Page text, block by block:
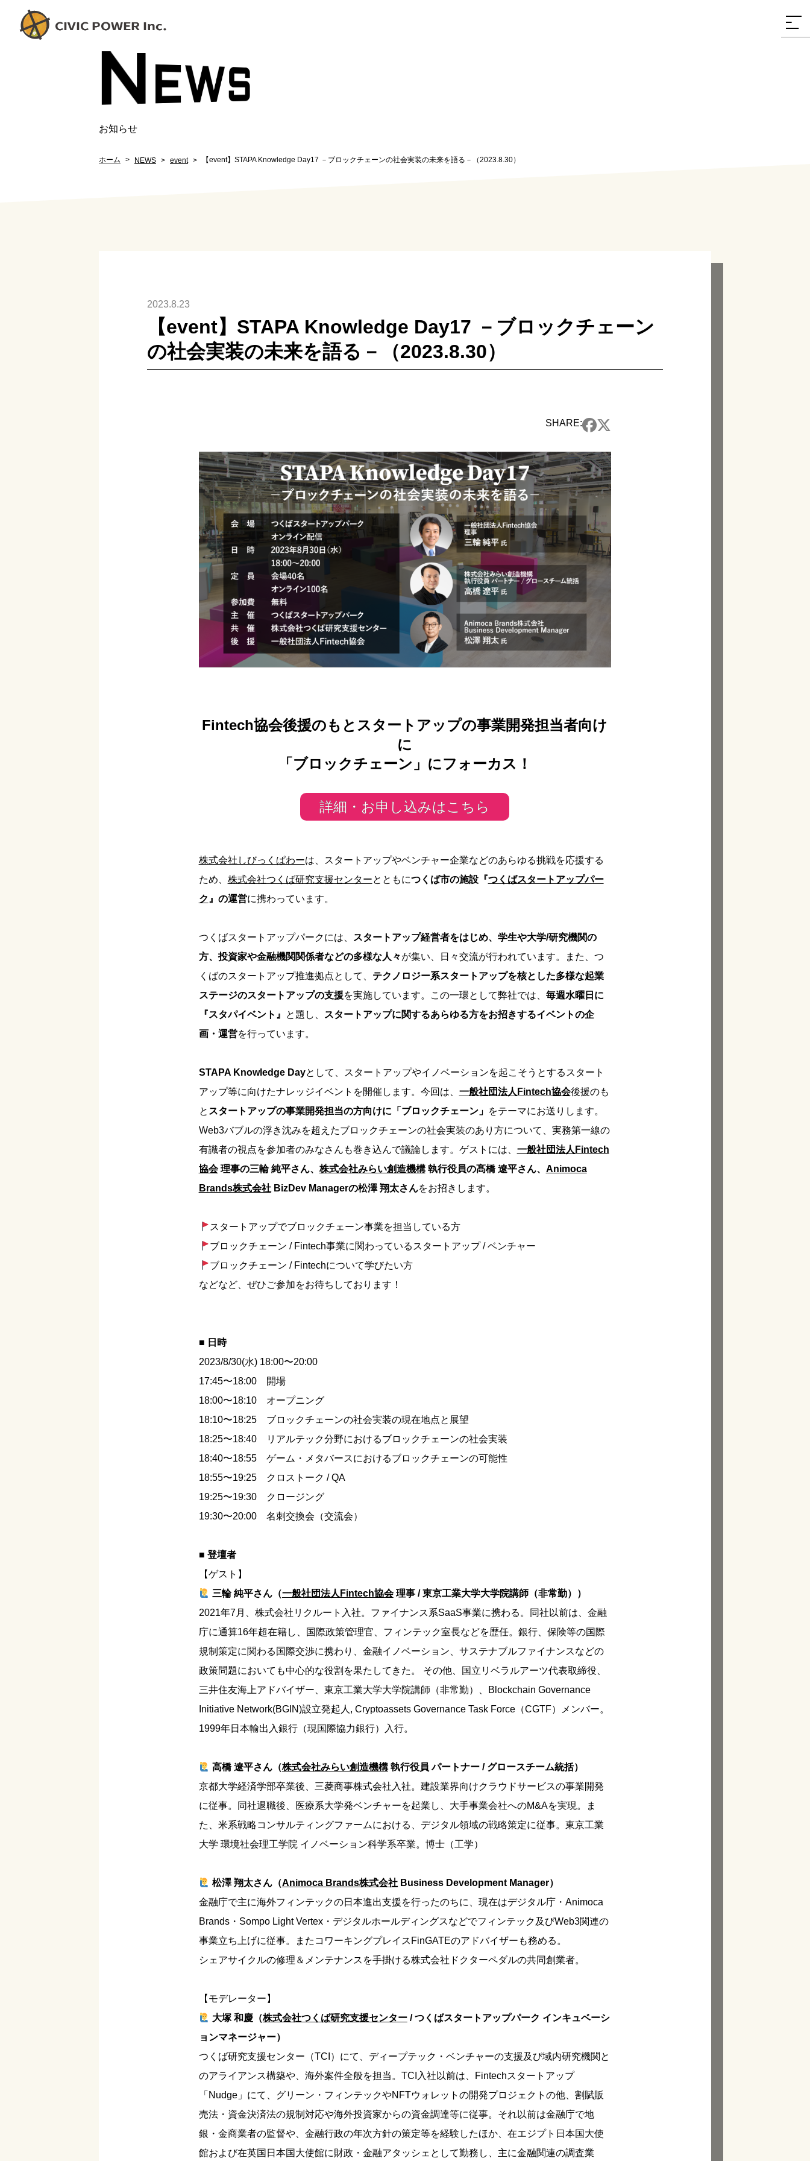
NEW
S
お知らせ
ホーム NEWS event 【event】STAPA Knowledge Day17 －ブロックチェーンの社会実装の未来を語る－（2023.8.30）
2023.8.23
【event】STAPA Knowledge Day17 －ブロックチェーン
の社会実装の未来を語る－（2023.8.30）
SHARE:
Fintech協会後援のもと スタートアップの事業開発担当者向け
に
「ブロックチェーン」にフォーカス！
詳細・お申し込みはこちら
株式会社しびっくぱわーは、スタートアップやベンチャー企業などのあらゆる挑戦を応援する
ため、 株式会社つくば研究支援センターとともにつくば市の施設『つくばスタートアップパー
ク』の運営に携わっています。
つくばスタートアップパークには、 スタートアップ経営者をはじめ、学生や大学/研究機関の
方、投資家や金融機関関係者などの多様な人々が集い、日々交流が行われています。また、つ
くばのスタートアップ推進拠点として、 テクノロジー系スタートアップを核とした多様な起業
ステージのスタートアップの支援を実施しています。この一環として弊社では、 毎週水曜日に
『スタパイベント』
と題し、 スタートアップに関するあらゆる方をお招きするイベントの企
画・運営を行っています。
STAPA Knowledge Dayとして、スタートアップやイノベーションを起こそうとするスタート
アップ等に向けたナレッジイベントを開催します。今回は、 一般社団法人Fintech協会後援のも
と スタートアップの事業開発担当の方向けに「ブロックチェーン」 をテーマにお送りします。
Web3バブルの浮き沈みを超えたブロックチェーンの社会実装のあり方について、実務第一線の
有識者の視点を参加者のみなさんも巻き込んで議論します。ゲストには、 一般社団法人Fintech
協会 理事の三輪 純平さん、 株式会社みらい創造機構執行役員の髙橋 遼平さん、 Animoca
Brands株式会社BizDev Managerの松澤 翔太さんをお招きします。
スタートアップでブロックチェーン事業を担当している方
ブロックチェーン / Fintech事業に関わっているスタートアップ / ベンチャー
ブロックチェーン / Fintechについて学びたい方
などなど、ぜひご参加をお待ちしております！
■ 日時
2023/8/30(水) 18:00〜20:00
17:45〜18:00 開場
18:00〜18:10 オープニング
18:10〜18:25 ブロックチェーンの社会実装の現在地点と展望
18:25〜18:40 リアルテック分野におけるブロックチェーンの社会実装
18:40〜18:55 ゲーム・メタバースにおけるブロックチェーンの可能性
18:55〜19:25 クロストーク / QA
19:25〜19:30 クロージング
19:30〜20:00 名刺交換会（交流会）
■ 登壇者
【ゲスト】
三輪 純平さん（一般社団法人Fintech協会理事 / 東京工業大学大学院講師（非常勤））
2021年7月、株式会社リクルート入社。ファイナンス系SaaS事業に携わる。同社以前は、金融
庁に通算16年超在籍し、国際政策管理官、フィンテック室長などを歴任。銀行、保険等の国際
規制策定に関わる国際交渉に携わり、金融イノベーション、サステナブルファイナンスなどの
政策問題においても中心的な役割を果たしてきた。 その他、国立リベラルアーツ代表取締役、
三井住友海上アドバイザー、東京工業大学大学院講師（非常勤）、Blockchain Governance
Initiative Network(BGIN)設立発起人, Cryptoassets Governance Task Force（CGTF）メンバー。
1999年日本輸出入銀行（現国際協力銀行）入行。
高橋 遼平さん（株式会社みらい創造機構執行役員 パートナー / グロースチーム統括）
京都大学経済学部卒業後、三菱商事株式会社入社。建設業界向けクラウドサービスの事業開発
に従事。同社退職後、医療系大学発ベンチャーを起業し、大手事業会社へのM&Aを実現。ま
た、米系戦略コンサルティングファームにおける、デジタル領域の戦略策定に従事。東京工業
大学 環境社会理工学院 イノベーション科学系卒業。博士（工学）
松澤 翔太さん（Animoca Brands株式会社Business Development Manager）
金融庁で主に海外フィンテックの日本進出支援を行ったのちに、現在はデジタル庁・Animoca
Brands・Sompo Light Vertex・デジタルホールディングスなどでフィンテック及びWeb3関連の
事業立ち上げに従事。またコワーキングプレイスFinGATEのアドバイザーも務める。
シェアサイクルの修理＆メンテナンスを手掛ける株式会社ドクターペダルの共同創業者。
【モデレーター】
大塚 和慶（株式会社つくば研究支援センター/ つくばスタートアップパーク インキュベーシ
ョンマネージャー）
つくば研究支援センター（TCI）にて、ディープテック・ベンチャーの支援及び域内研究機関と
のアライアンス構築や、海外案件全般を担当。TCI入社以前は、Fintechスタートアップ
「Nudge」にて、グリーン・フィンテックやNFTウォレットの開発プロジェクトの他、割賦販
売法・資金決済法の規制対応や海外投資家からの資金調達等に従事。それ以前は金融庁で地
銀・金商業者の監督や、金融行政の年次方針の策定等を経験したほか、在エジプト日本国大使
館および在英国日本国大使館に財政・金融アタッシェとして勤務し、主に金融関連の調査業